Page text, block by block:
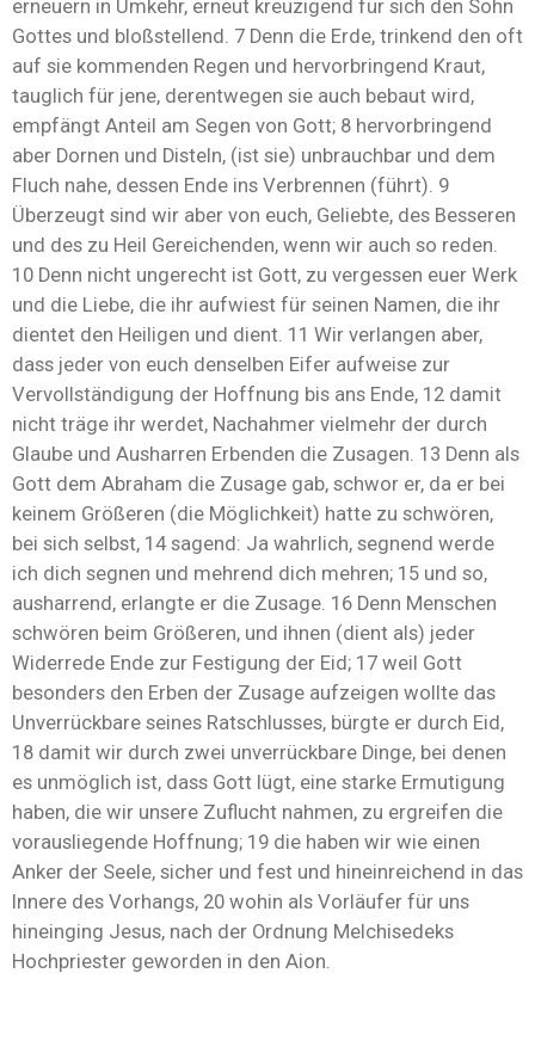
erneuern in Umkehr, erneut kreuzigend für sich den Sohn
Gottes und bloßstellend. 7 Denn die Erde, trinkend den oft
auf sie kommenden Regen und hervorbringend Kraut,
tauglich für jene, derentwegen sie auch bebaut wird,
empfängt Anteil am Segen von Gott; 8 hervorbringend
aber Dornen und Disteln, (ist sie) unbrauchbar und dem
Fluch nahe, dessen Ende ins Verbrennen (führt). 9
Überzeugt sind wir aber von euch, Geliebte, des Besseren
und des zu Heil Gereichenden, wenn wir auch so reden.
10 Denn nicht ungerecht ist Gott, zu vergessen euer Werk
und die Liebe, die ihr aufwiest für seinen Namen, die ihr
dientet den Heiligen und dient. 11 Wir verlangen aber,
dass jeder von euch denselben Eifer aufweise zur
Vervollständigung der Hoffnung bis ans Ende, 12 damit
nicht träge ihr werdet, Nachahmer vielmehr der durch
Glaube und Ausharren Erbenden die Zusagen. 13 Denn als
Gott dem Abraham die Zusage gab, schwor er, da er bei
keinem Größeren (die Möglichkeit) hatte zu schwören,
bei sich selbst, 14 sagend: Ja wahrlich, segnend werde
ich dich segnen und mehrend dich mehren; 15 und so,
ausharrend, erlangte er die Zusage. 16 Denn Menschen
schwören beim Größeren, und ihnen (dient als) jeder
Widerrede Ende zur Festigung der Eid; 17 weil Gott
besonders den Erben der Zusage aufzeigen wollte das
Unverrückbare seines Ratschlusses, bürgte er durch Eid,
18 damit wir durch zwei unverrückbare Dinge, bei denen
es unmöglich ist, dass Gott lügt, eine starke Ermutigung
haben, die wir unsere Zuflucht nahmen, zu ergreifen die
vorausliegende Hoffnung; 19 die haben wir wie einen
Anker der Seele, sicher und fest und hineinreichend in das
Innere des Vorhangs, 20 wohin als Vorläufer für uns
hineinging Jesus, nach der Ordnung Melchisedeks
Hochpriester geworden in den Aion.